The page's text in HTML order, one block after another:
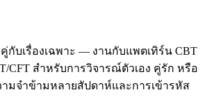
บเรื่องเฉพาะ — งานกับแพตเทิร์น CBT
CFT สำหรับการวิจารณ์ตัวเอง คู่รัก หรือ
ามจำข้ามหลายสัปดาห์และการเข้ารหัส